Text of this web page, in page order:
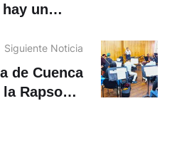
un
límites al poder”
Siguiente Noticia
de Cuenca
Rapsodia